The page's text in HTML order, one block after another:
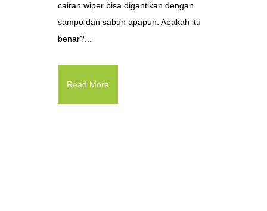
cairan wiper bisa digantikan dengan
sampo dan sabun apapun. Apakah itu
benar?...
Read More